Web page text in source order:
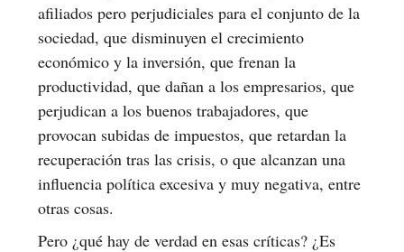
afiliados pero perjudiciales para el conjunto de la
sociedad, que disminuyen el crecimiento
económico y la inversión, que frenan la
productividad, que dañan a los empresarios, que
perjudican a los buenos trabajadores, que
provocan subidas de impuestos, que retardan la
recuperación tras las crisis, o que alcanzan una
influencia política excesiva y muy negativa, entre
otras cosas.
Pero ¿qué hay de verdad en esas críticas? ¿Es